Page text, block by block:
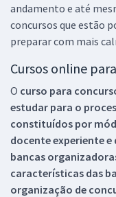
andamento e até
concursos que estão
preparar com mais
Cursos online
O curso para
estudar para o
constituídos por
docente experiente
bancas
características das
organização de